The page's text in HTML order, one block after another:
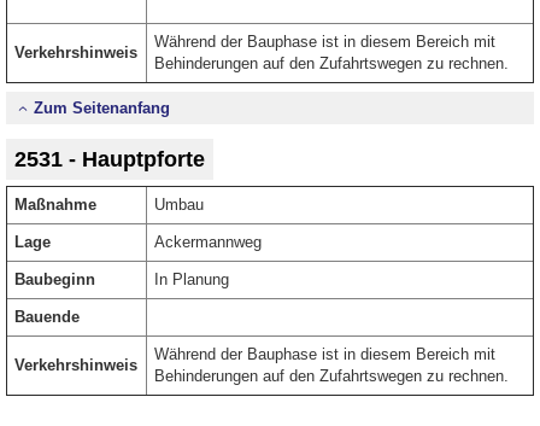
Verkehrshinweis
Während der Bauphase ist in diesem Bereich mit
Behinderungen auf den Zufahrtswegen zu rechnen.
Zum Seitenanfang
2531 - Hauptpforte
Maßnahme Umbau
Lage Ackermannweg
Baubeginn In Planung
Bauende
Verkehrshinweis
Während der Bauphase ist in diesem Bereich mit
Behinderungen auf den Zufahrtswegen zu rechnen.